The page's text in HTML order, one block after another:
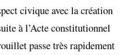
civique avec la création
à l’Acte constitutionnel
passe très rapidement